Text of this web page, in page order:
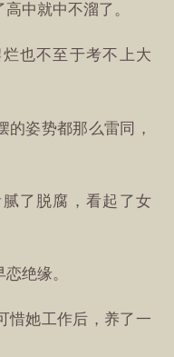
中就中不溜了。
也不至于考不上大
的姿势都那么雷同，
了脱腐，看起了女
绝缘。
惜她工作后，养了一